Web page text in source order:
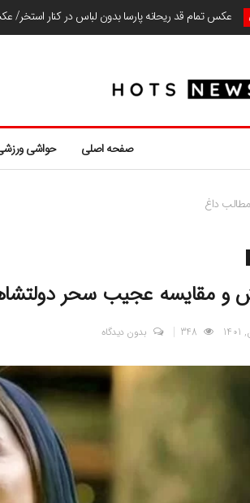
عکس تمام قد ریحانه پارسا بدون لباس در کنار استخر/
صفحه اصلی حواشی
مطالب داغ
و مقایسه عجیب سحر
بدون دیدگاه